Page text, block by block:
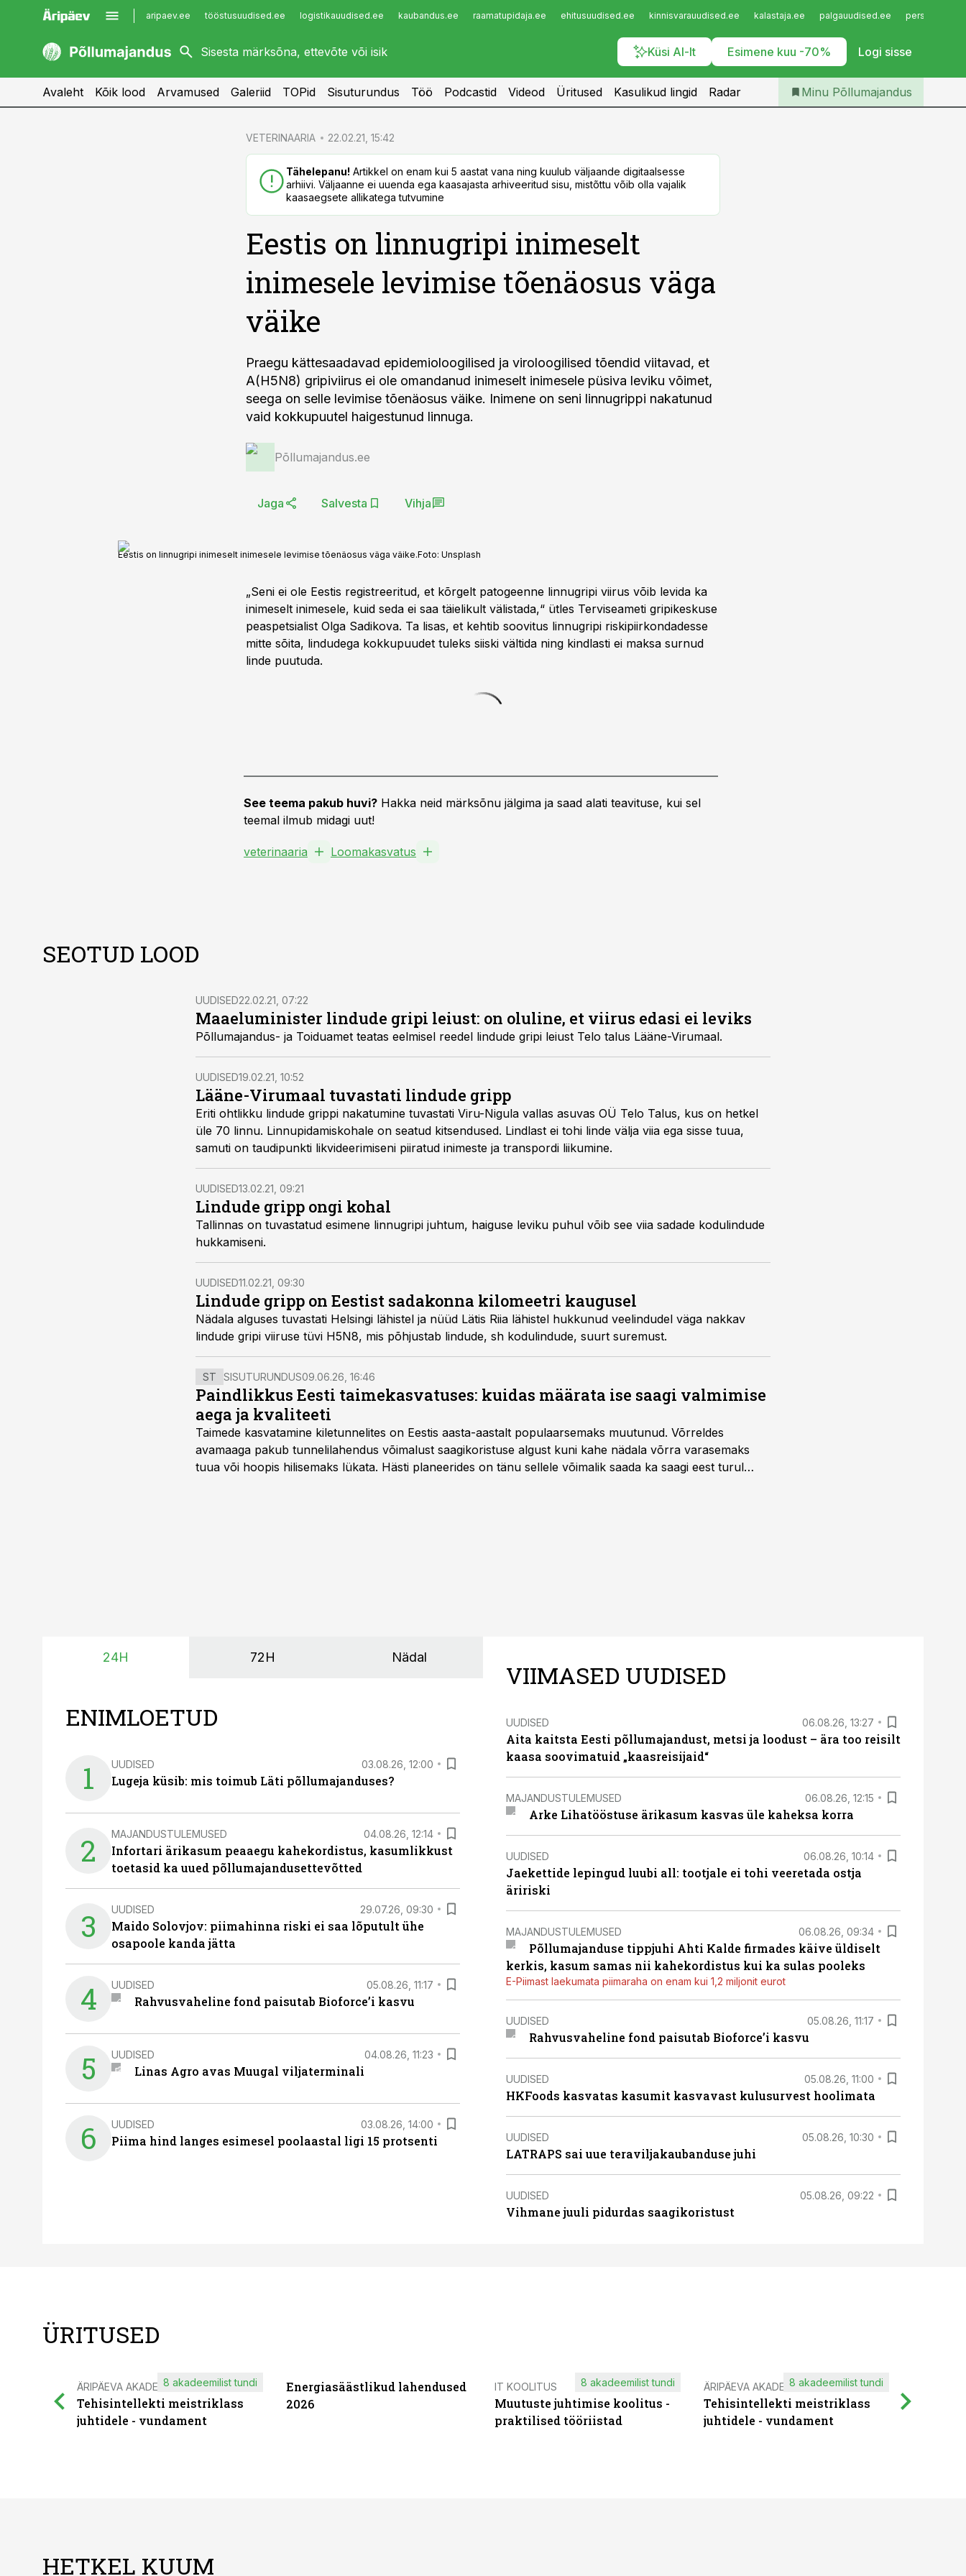
aripaev.ee tööstusuudised.ee logistikauudised.ee kaubandus.ee raamatupidaja.ee ehitusuudised.ee kinnisvarauudised.ee kalastaja.ee palgauudised.ee
Küsi AI-lt Esimene kuu -70% Logi sisse
kaubandus.ee
kinnisvarauudised.ee
imelineajalugu.ee
Infopank
Iseteenindus
Telli Põllumajandus
Avaleht Kõik lood Arvamused Galeriid TOPid Sisuturundus Töö Podcastid Videod Üritused Kasulikud lingid Radar Minu Põllumajandus
VETERINAARIA 22.02.21, 15:42
Tähelepanu! Artikkel on enam kui 5 aastat vana ning kuulub väljaande digitaalsesse
arhiivi. Väljaanne ei uuenda ega kaasajasta arhiveeritud sisu, mistõttu võib olla vajalik
kaasaegsete allikatega tutvumine
Eestis on linnugripi inimeselt
inimesele levimise tõenäosus väga
väike
Praegu kättesaadavad epidemioloogilised ja viroloogilised tõendid viitavad, et
A(H5N8) gripiviirus ei ole omandanud inimeselt inimesele püsiva leviku võimet,
seega on selle levimise tõenäosus väike. Inimene on seni linnugrippi nakatunud
vaid kokkupuutel haigestunud linnuga.
Põllumajandus.ee
Jaga Salvesta Vihja
Eestis on linnugripi inimeselt inimesele levimise tõenäosus väga väike.Foto: Unsplash
„Seni ei ole Eestis registreeritud, et kõrgelt patogeenne linnugripi viirus võib levida ka
inimeselt inimesele, kuid seda ei saa täielikult välistada,“ ütles Terviseameti gripikeskuse
peaspetsialist Olga Sadikova. Ta lisas, et kehtib soovitus linnugripi riskipiirkondadesse
mitte sõita, lindudega kokkupuudet tuleks siiski vältida ning kindlasti ei maksa surnud
linde puutuda.
See teema pakub huvi? Hakka neid märksõnu jälgima ja saad alati teavituse, kui sel
teemal ilmub midagi uut!
veterinaaria Loomakasvatus
SEOTUD LOOD
UUDISED22.02.21, 07:22
Maaeluminister lindude gripi leiust: on oluline, et viirus edasi ei leviks
Põllumajandus- ja Toiduamet teatas eelmisel reedel lindude gripi leiust Telo talus Lääne-Virumaal.
UUDISED19.02.21, 10:52
Lääne-Virumaal tuvastati lindude gripp
Eriti ohtlikku lindude grippi nakatumine tuvastati Viru-Nigula vallas asuvas OÜ Telo Talus, kus on hetkel
üle 70 linnu. Linnupidamiskohale on seatud kitsendused. Lindlast ei tohi linde välja viia ega sisse tuua,
samuti on taudipunkti likvideerimiseni piiratud inimeste ja transpordi liikumine.
UUDISED13.02.21, 09:21
Lindude gripp ongi kohal
Tallinnas on tuvastatud esimene linnugripi juhtum, haiguse leviku puhul võib see viia sadade kodulindude
hukkamiseni.
UUDISED11.02.21, 09:30
Lindude gripp on Eestist sadakonna kilomeetri kaugusel
Nädala alguses tuvastati Helsingi lähistel ja nüüd Lätis Riia lähistel hukkunud veelindudel väga nakkav
lindude gripi viiruse tüvi H5N8, mis põhjustab lindude, sh kodulindude, suurt suremust.
ST SISUTURUNDUS09.06.26, 16:46
Paindlikkus Eesti taimekasvatuses: kuidas määrata ise saagi valmimise
aega ja kvaliteeti
Taimede kasvatamine kiletunnelites on Eestis aasta-aastalt populaarsemaks muutunud. Võrreldes
avamaaga pakub tunnelilahendus võimalust saagikoristuse algust kuni kahe nädala võrra varasemaks
tuua või hoopis hilisemaks lükata. Hästi planeerides on tänu sellele võimalik saada ka saagi eest turul
24H 72H Nädal
ENIMLOETUD
1 UUDISED 03.08.26, 12:00
Lugeja küsib: mis toimub Läti põllumajanduses?
2 MAJANDUSTULEMUSED 04.08.26, 12:14
Infortari ärikasum peaaegu kahekordistus, kasumlikkust
toetasid ka uued põllumajandusettevõtted
3 UUDISED 29.07.26, 09:30
Maido Solovjov: piimahinna riski ei saa lõputult ühe
osapoole kanda jätta
4 UUDISED 05.08.26, 11:17
Rahvusvaheline fond paisutab Bioforce’i kasvu
5 UUDISED 04.08.26, 11:23
Linas Agro avas Muugal viljaterminali
6 UUDISED 03.08.26, 14:00
Piima hind langes esimesel poolaastal ligi 15 protsenti
VIIMASED UUDISED
UUDISED 06.08.26, 13:27
Aita kaitsta Eesti põllumajandust, metsi ja loodust – ära too reisilt
kaasa soovimatuid „kaasreisijaid“
MAJANDUSTULEMUSED 06.08.26, 12:15
Arke Lihatööstuse ärikasum kasvas üle kaheksa korra
UUDISED 06.08.26, 10:14
Jaekettide lepingud luubi all: tootjale ei tohi veeretada ostja
äririski
MAJANDUSTULEMUSED 06.08.26, 09:34
Põllumajanduse tippjuhi Ahti Kalde firmades käive üldiselt
kerkis, kasum samas nii kahekordistus kui ka sulas pooleks
E-Piimast laekumata piimaraha on enam kui 1,2 miljonit eurot
UUDISED 05.08.26, 11:17
Rahvusvaheline fond paisutab Bioforce’i kasvu
UUDISED 05.08.26, 11:00
HKFoods kasvatas kasumit kasvavast kulusurvest hoolimata
UUDISED 05.08.26, 10:30
LATRAPS sai uue teraviljakaubanduse juhi
UUDISED 05.08.26, 09:22
Vihmane juuli pidurdas saagikoristust
ÜRITUSED
ÄRIPÄEVA AKADEEMIA
Tehisintellekti meistriklass
juhtidele - vundament
8 akadeemilist tundi
Energiasäästlikud lahendused
2026
IT KOOLITUS
Muutuste juhtimise koolitus -
praktilised tööriistad
8 akadeemilist tundi ÄRIPÄEVA AKADEEMIA
Tehisintellekti meistriklass
juhtidele - vundament
8 akadeemilist tundi
HETKEL KUUM